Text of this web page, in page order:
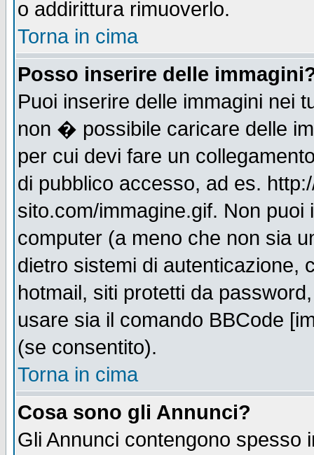
o addirittura rimuoverlo.
Torna in cima
Posso inserire delle
Puoi inserire delle immagini nei
non � possibile caricare delle
per cui devi fare un
di pubblico accesso, ad es.
sito.com/immagine.gif. Non
computer (a meno che non sia
dietro sistemi di autenticazione,
hotmail, siti protetti da
usare sia il comando BBCode
(se consentito).
Torna in cima
Cosa sono gli Annunci?
Gli Annunci contengono spesso